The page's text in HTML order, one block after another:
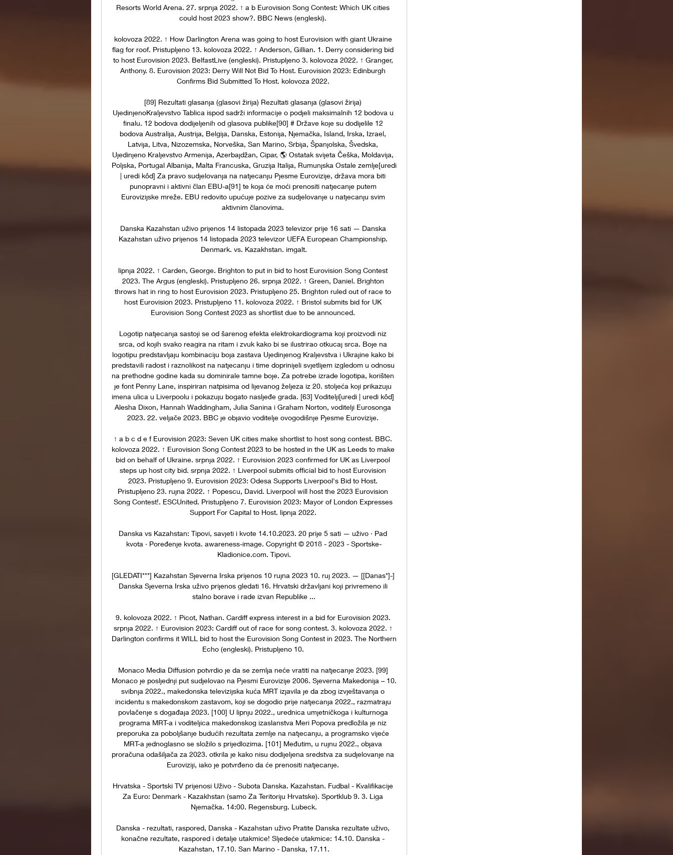
Resorts World Arena. 27. srpnja 2022. ↑ a b Eurovision Song Contest: Which UK cities
could host 2023 show?. BBC News (engleski).
kolovoza 2022. ↑ How Darlington Arena was going to host Eurovision with giant Ukraine
flag for roof. Pristupljeno 13. kolovoza 2022. ↑ Anderson, Gillian. 1. Derry considering bid
to host Eurovision 2023. BelfastLive (engleski). Pristupljeno 3. kolovoza 2022. ↑ Granger,
Anthony. 8. Eurovision 2023: Derry Will Not Bid To Host. Eurovision 2023: Edinburgh
Confirms Bid Submitted To Host. kolovoza 2022.
[89] Rezultati glasanja (glasovi žirija) Rezultati glasanja (glasovi žirija)‍
UjedinjenoKraljevstvo Tablica ispod sadrži informacije o podjeli maksimalnih 12 bodova u
finalu. 12 bodova dodijeljenih od glasova publike[90] # Države koje su dodijelile 12
bodova Australija, Austrija, Belgija, Danska, Estonija, Njemačka, Island, Irska, Izrael,
Latvija, Litva, Nizozemska, Norveška, San Marino, Srbija, Španjolska, Švedska,
Ujedinjeno Kraljevstvo Armenija, Azerbajdžan, Cipar, 🌎 Ostatak svijeta Češka, Moldavija,
Poljska, Portugal Albanija, Malta Francuska, Gruzija Italija, Rumunjska Ostale zemlje[uredi
| uredi kôd] Za pravo sudjelovanja na natjecanju Pjesme Eurovizije, država mora biti
punopravni i aktivni član EBU-a[91] te koja će moći prenositi natjecanje putem
Eurovizijske mreže. EBU redovito upućuje pozive za sudjelovanje u natjecanju svim
aktivnim članovima.
Danska Kazahstan uživo prijenos 14 listopada 2023 televizor prije 16 sati — Danska
Kazahstan uživo prijenos 14 listopada 2023 televizor UEFA European Championship.
Denmark. vs. Kazakhstan. imgalt.
lipnja 2022. ↑ Carden, George. Brighton to put in bid to host Eurovision Song Contest
2023. The Argus (engleski). Pristupljeno 26. srpnja 2022. ↑ Green, Daniel. Brighton
throws hat in ring to host Eurovision 2023. Pristupljeno 25. Brighton ruled out of race to
host Eurovision 2023. Pristupljeno 11. kolovoza 2022. ↑ Bristol submits bid for UK
Eurovision Song Contest 2023 as shortlist due to be announced.
Logotip natjecanja sastoji se od šarenog efekta elektrokardiograma koji proizvodi niz
srca, od kojih svako reagira na ritam i zvuk kako bi se ilustrirao otkucaj srca. Boje na
logotipu predstavljaju kombinaciju boja zastava Ujedinjenog Kraljevstva i Ukrajine kako bi
predstavili radost i raznolikost na natjecanju i time doprinijeli svjetlijem izgledom u odnosu
na prethodne godine kada su dominirale tamne boje. Za potrebe izrade logotipa, korišten
je font Penny Lane, inspiriran natpisima od lijevanog željeza iz 20. stoljeća koji prikazuju
imena ulica u Liverpoolu i pokazuju bogato nasljeđe grada. [63] Voditelji[uredi | uredi kôd]
Alesha Dixon, Hannah Waddingham, Julia Sanina i Graham Norton, voditelji Eurosonga
2023. 22. veljače 2023. BBC je objavio voditelje ovogodišnje Pjesme Eurovizije.
↑ a b c d e f Eurovision 2023: Seven UK cities make shortlist to host song contest. BBC.
kolovoza 2022. ↑ Eurovision Song Contest 2023 to be hosted in the UK as Leeds to make
bid on behalf of Ukraine. srpnja 2022. ↑ Eurovision 2023 confirmed for UK as Liverpool
steps up host city bid. srpnja 2022. ↑ Liverpool submits official bid to host Eurovision
2023. Pristupljeno 9. Eurovision 2023: Odesa Supports Liverpool's Bid to Host.
Pristupljeno 23. rujna 2022. ↑ Popescu, David. Liverpool will host the 2023 Eurovision
Song Contest!. ESCUnited. Pristupljeno 7. Eurovision 2023: Mayor of London Expresses
Support For Capital to Host. lipnja 2022.
Danska vs Kazahstan: Tipovi, savjeti i kvote 14.10.2023. 20 prije 5 sati — uživo · Pad
kvota · Poređenje kvota. awareness-image. Copyright © 2018 - 2023 - Sportske-
Kladionice.com. Tipovi.
[GLEDATI***] Kazahstan Sjeverna Irska prijenos 10 rujna 2023 10. ruj 2023. — [[Danas*]-]
Danska Sjeverna Irska uživo prijenos gledati 16. Hrvatski državljani koji privremeno ili
stalno borave i rade izvan Republike ...
9. kolovoza 2022. ↑ Picot, Nathan. Cardiff express interest in a bid for Eurovision 2023.
srpnja 2022. ↑ Eurovision 2023: Cardiff out of race for song contest. 3. kolovoza 2022. ↑
Darlington confirms it WILL bid to host the Eurovision Song Contest in 2023. The Northern
Echo (engleski). Pristupljeno 10.
Monaco Media Diffusion potvrdio je da se zemlja neće vratiti na natjecanje 2023. [99]
Monaco je posljednji put sudjelovao na Pjesmi Eurovizije 2006. Sjeverna Makedonija – 10.
svibnja 2022., makedonska televizijska kuća MRT izjavila je da zbog izvještavanja o
incidentu s makedonskom zastavom, koji se dogodio prije natjecanja 2022., razmatraju
povlačenje s događaja 2023. [100] U lipnju 2022., urednica umjetničkoga i kulturnoga
programa MRT-a i voditeljica makedonskog izaslanstva Meri Popova predložila je niz
preporuka za poboljšanje budućih rezultata zemlje na natjecanju, a programsko vijeće
MRT-a jednoglasno se složilo s prijedlozima. [101] Međutim, u rujnu 2022., objava
proračuna odašiljača za 2023. otkrila je kako nisu dodijeljena sredstva za sudjelovanje na
Euroviziji, iako je potvrđeno da će prenositi natjecanje.
Hrvatska - Sportski TV prijenosi Uživo - Subota Danska. Kazahstan. Fudbal - Kvalifikacije
Za Euro: Denmark - Kazakhstan (samo Za Teritoriju Hrvatske). Sportklub 9. 3. Liga
Njemačka. 14:00. Regensburg. Lubeck.
Danska - rezultati, raspored, Danska - Kazahstan uživo Pratite Danska rezultate uživo,
konačne rezultate, raspored i detalje utakmice! Sljedeće utakmice: 14.10. Danska -
Kazahstan, 17.10. San Marino - Danska, 17.11.